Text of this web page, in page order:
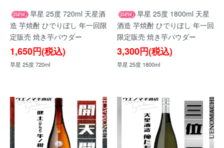
旱星 25度 720ml 天星酒
造 芋焼酎 ひでりぼし 年一回限
定販売 焼き芋パウダー
1,650円(税込)
旱星 25度 720ml
旱星 25度 1800ml 天星
酒造 芋焼酎 ひでりぼし 年一回
限定販売 焼き芋パウダー
3,300円(税込)
旱星 25度 1800ml